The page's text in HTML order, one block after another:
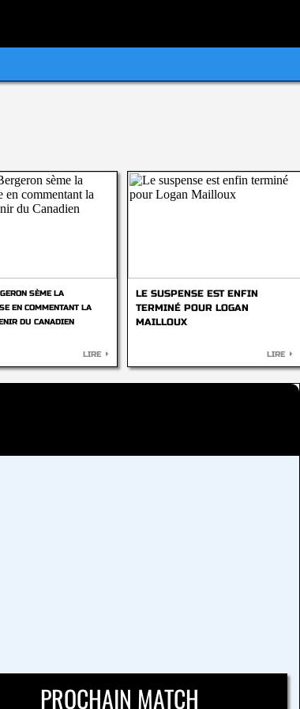
SÈME LA
EN COMMENTANT LA
DU CANADIEN
LIRE
LE SUSPENSE EST ENFIN
TERMINÉ POUR LOGAN
MAILLOUX
LIRE
PROCHAIN MATCH